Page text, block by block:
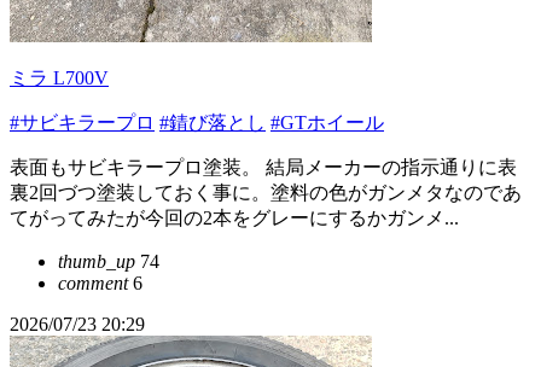
ミラ L700V
#サビキラープロ #錆び落とし #GTホイール
表面もサビキラープロ塗装。 結局メーカーの指示通りに表
裏2回づつ塗装しておく事に。塗料の色がガンメタなのであ
てがってみたが今回の2本をグレーにするかガンメ...
thumb_up 74
comment6
2026/07/23 20:29